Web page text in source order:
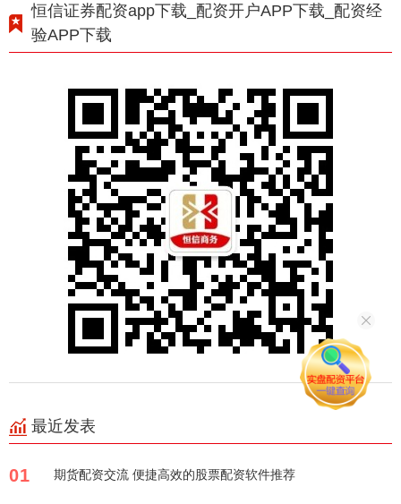
恒信证券配资app下载_配资开户APP下载_配资经
验APP下载
最近发表
01 期货配资交流 便捷高效的股票配资软件推荐